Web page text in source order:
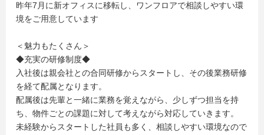
昨年7月に新オフィスに移転し、ワンフロアで相談しやすい環
境をご用意しています
＜魅力もたくさん＞
◆充実の研修制度◆
入社後は親会社との合同研修からスタートし、その後業務研修
を経て配属となります。
配属後は先輩と一緒に業務を覚えながら、少しずつ担当を持
ち、物件ごとの課題に対して考えながら対応していきます。
未経験からスタートした社員も多く、相談しやすい環境なので